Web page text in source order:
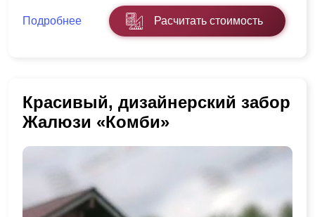
Подробнее Расчитать стоимость
Красивый, дизайнерский забор
Жалюзи «Комби»